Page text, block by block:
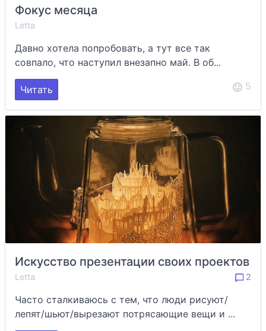
Фокус месяца
Letta
Давно хотела попробовать, а тут все так
совпало, что наступил внезапно май. В об...
Читать 5
Искусство презентации своих проектов
Letta 2
Часто сталкиваюсь с тем, что люди рисуют/
лепят/шьют/вырезают потрясающие вещи и ...